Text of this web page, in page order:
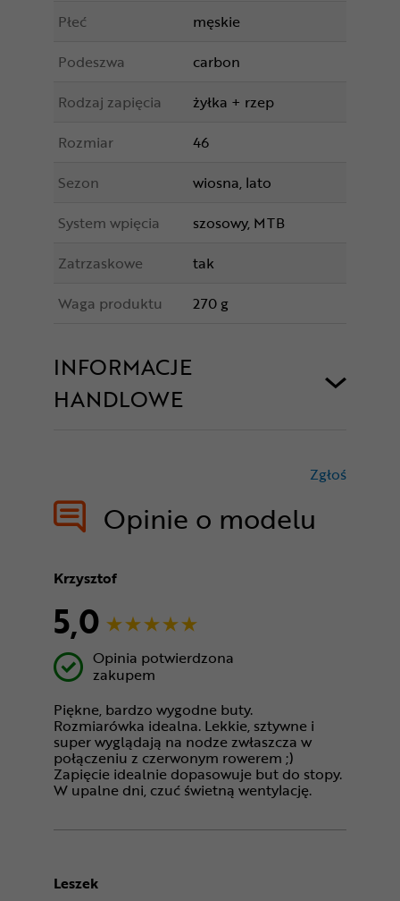
Płeć
męskie
Podeszwa
carbon
Rodzaj zapięcia
żyłka + rzep
Rozmiar
46
Sezon
wiosna, lato
System wpięcia
szosowy, MTB
Zatrzaskowe
tak
Waga produktu
270 g
INFORMACJE
HANDLOWE
Opinie o modelu
Zgłoś
Krzysztof
5,0
Opinia potwierdzona
zakupem
Piękne, bardzo wygodne buty.
Rozmiarówka idealna. Lekkie, sztywne i
super wyglądają na nodze zwłaszcza w
połączeniu z czerwonym rowerem ;)
Zapięcie idealnie dopasowuje but do stopy.
W upalne dni, czuć świetną wentylację.
Leszek